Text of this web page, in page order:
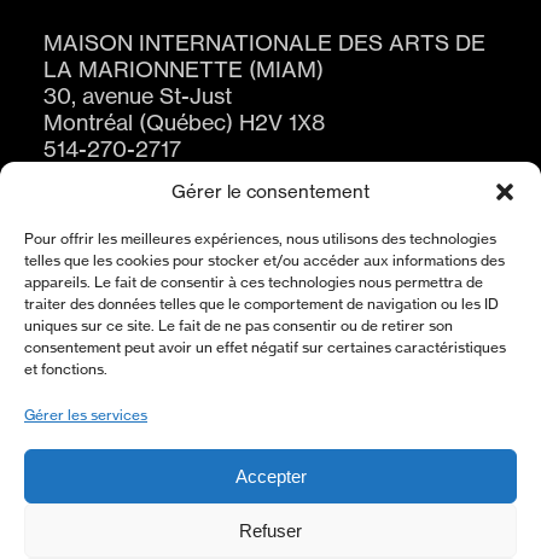
Gérer le consentement
Pour offrir les meilleures expériences, nous utilisons des technologies
telles que les cookies pour stocker et/ou accéder aux informations des
appareils. Le fait de consentir à ces technologies nous permettra de
traiter des données telles que le comportement de navigation ou les ID
uniques sur ce site. Le fait de ne pas consentir ou de retirer son
consentement peut avoir un effet négatif sur certaines caractéristiques
et fonctions.
Gérer les services
Accepter
Refuser
MAISON INTERNATIONALE DES ARTS DE
LA MARIONNETTE (MIAM)
30, avenue St-Just
Montréal (Québec) H2V 1X8
514-270-2717
ABONNEZ-VOUS À L’INFOLETTRE
S'ABONNER
POLITIQUE DE CONFIDENTIALITÉ